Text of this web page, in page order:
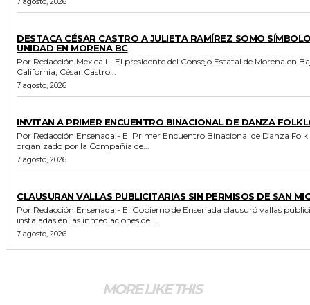
DESTACA CÉSAR CASTRO A JULIETA RAMÍREZ SOMO
UNIDAD EN MORENA BC
Por Redacción Mexicali.- El presidente del Consejo Estatal de Morena en Baja
California, César Castro...
7 agosto, 2026
INVITAN A PRIMER ENCUENTRO BINACIONAL DE DANZA
Por Redacción Ensenada.- El Primer Encuentro Binacional de Danza
organizado por la Compañía de...
7 agosto, 2026
CLAUSURAN VALLAS PUBLICITARIAS SIN PERMISOS DE SAN
Por Redacción Ensenada.- El Gobierno de Ensenada clausuró vallas publicitarias
instaladas en las inmediaciones de...
7 agosto, 2026
MORE LIKE THIS